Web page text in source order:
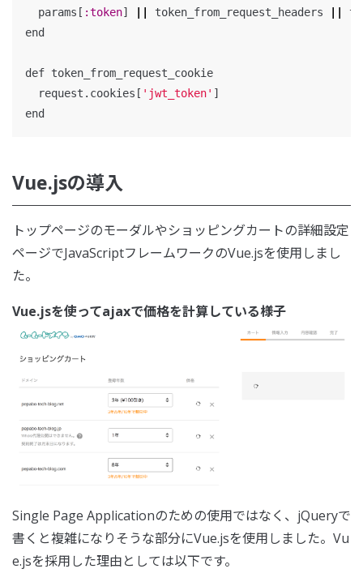
params [ :token] token_from_request_headers
end
def token_from_request_cookie
request . cookies [ 'jwt_token' ]
end
Vue.jsの導入
トップページのモーダルやショッピングカートの詳細設定
ページでJavaScriptフレームワークのVue.jsを使用しまし
た。
Vue.jsを使ってajaxで価格を計算している様子
Single Page Applicationのための使用ではなく、jQueryで
書くと複雑になりそうな部分にVue.jsを使用しました。Vu
e.jsを採用した理由としては以下です。